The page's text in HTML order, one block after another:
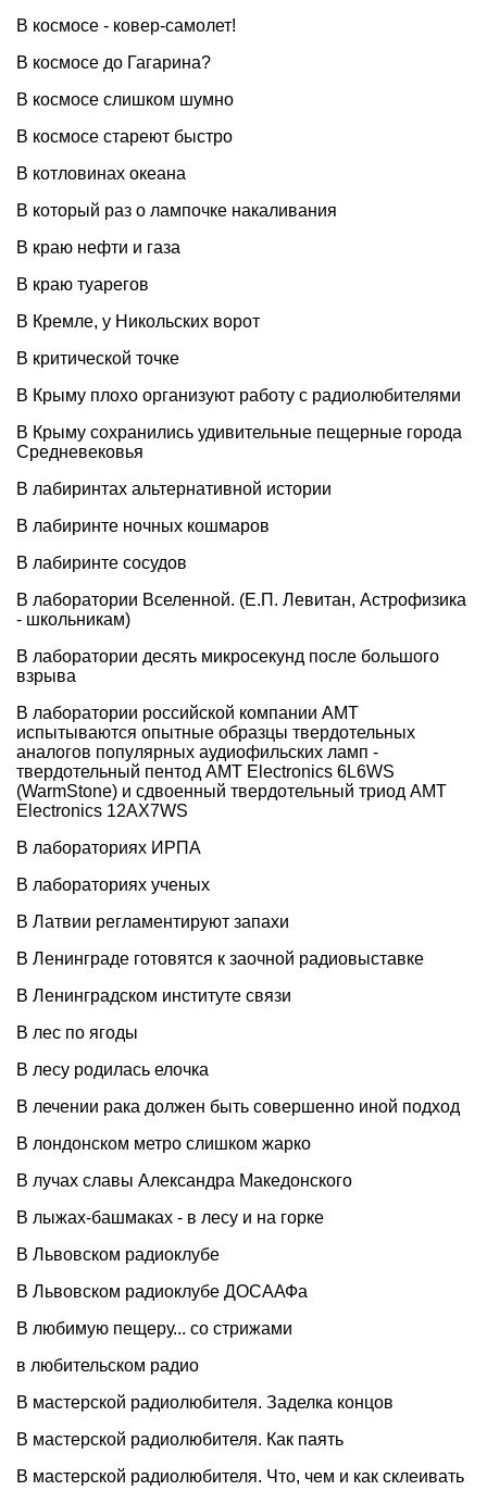
В космосе - ковер-самолет!
В космосе до Гагарина?
В космосе слишком шумно
В космосе стареют быстро
В котловинах океана
В который раз о лампочке накаливания
В краю нефти и газа
В краю туарегов
В Кремле, у Никольских ворот
В критической точке
В Крыму плохо организуют работу с радиолюбителями
В Крыму сохранились удивительные пещерные города
Средневековья
В лабиринтах альтернативной истории
В лабиринте ночных кошмаров
В лабиринте сосудов
В лаборатории Вселенной. (Е.П. Левитан, Астрофизика
- школьникам)
В лаборатории десять микросекунд после большого
взрыва
В лаборатории российской компании АМТ
испытываются опытные образцы твердотельных
аналогов популярных аудиофильских ламп -
твердотельный пентод AMT Electronics 6L6WS
(WarmStone) и сдвоенный твердотельный триод AMT
Electronics 12AX7WS
В лабораториях ИРПА
В лабораториях ученых
В Латвии регламентируют запахи
В Ленинграде готовятся к заочной радиовыставке
В Ленинградском институте связи
В лес по ягоды
В лесу родилась елочка
В лечении рака должен быть совершенно иной подход
В лондонском метро слишком жарко
В лучах славы Александра Македонского
В лыжах-башмаках - в лесу и на горке
В Львовском радиоклубе
В Львовском радиоклубе ДОСААФа
В любимую пещеру... со стрижами
в любительском радио
В мастерской радиолюбителя. Заделка концов
В мастерской радиолюбителя. Как паять
В мастерской радиолюбителя. Что, чем и как склеивать